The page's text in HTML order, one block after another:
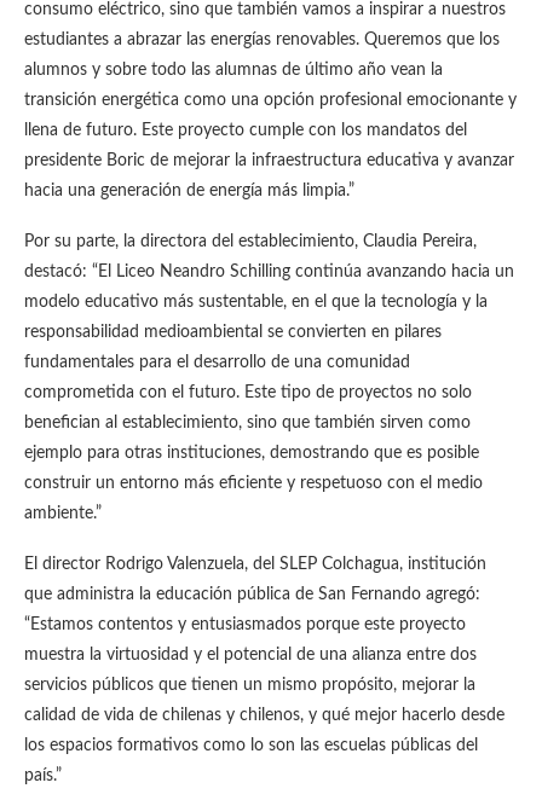
consumo eléctrico, sino que también vamos a inspirar a nuestros
estudiantes a abrazar las energías renovables. Queremos que los
alumnos y sobre todo las alumnas de último año vean la
transición energética como una opción profesional emocionante y
llena de futuro. Este proyecto cumple con los mandatos del
presidente Boric de mejorar la infraestructura educativa y avanzar
hacia una generación de energía más limpia.”
Por su parte, la directora del establecimiento, Claudia Pereira,
destacó: “El Liceo Neandro Schilling continúa avanzando hacia un
modelo educativo más sustentable, en el que la tecnología y la
responsabilidad medioambiental se convierten en pilares
fundamentales para el desarrollo de una comunidad
comprometida con el futuro. Este tipo de proyectos no solo
benefician al establecimiento, sino que también sirven como
ejemplo para otras instituciones, demostrando que es posible
construir un entorno más eficiente y respetuoso con el medio
ambiente.”
El director Rodrigo Valenzuela, del SLEP Colchagua, institución
que administra la educación pública de San Fernando agregó:
“Estamos contentos y entusiasmados porque este proyecto
muestra la virtuosidad y el potencial de una alianza entre dos
servicios públicos que tienen un mismo propósito, mejorar la
calidad de vida de chilenas y chilenos, y qué mejor hacerlo desde
los espacios formativos como lo son las escuelas públicas del
país.”